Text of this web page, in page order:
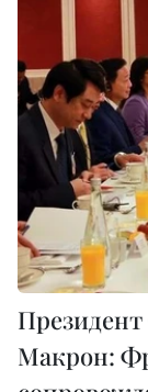
Макрон: